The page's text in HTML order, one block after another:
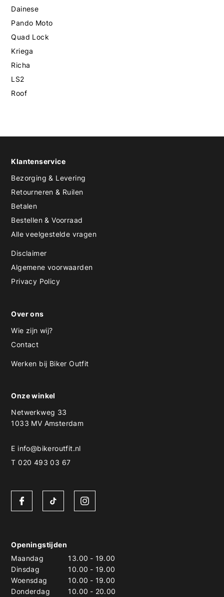
Dainese
Pando Moto
Quad Lock
Kriega
Richa
LS2
Roof
Klantenservice
Bezorging & Levering
Retourneren & Ruilen
Betalen
Bestellen & Voorraad
Alle veelgestelde vragen
Disclaimer
Algemene voorwaarden
Privacy Policy
Over ons
Wie zijn wij?
Contact
Werken bij Biker Outfit
Onze winkel
Netwerkweg 33
1033 MV Amsterdam
E info@bikeroutfit.nl
T 020 493 03 67
Openingstijden
Maandag
13.00 - 19.00
Dinsdag
10.00 - 19.00
Woensdag
10.00 - 19.00
Donderdag
10.00 - 20.00